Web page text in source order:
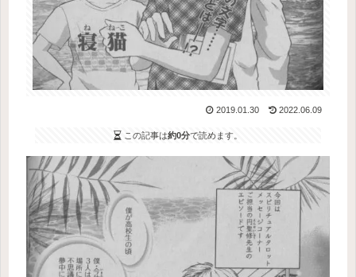
2019.01.30 2022.06.09
この記事は約0分で読めます。